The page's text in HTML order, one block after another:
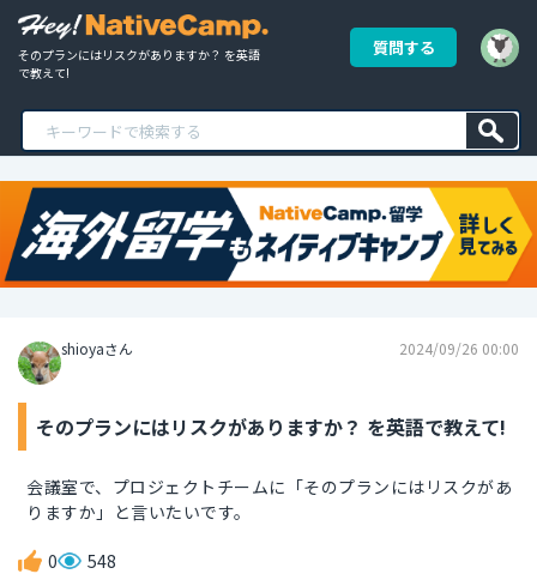
そのプランにはリスクがありますか？ を英語
で教えて!
質問する
shioyaさん 2024/09/26 00:00
そのプランにはリスクがありますか？ を英語で教えて!
会議室で、プロジェクトチームに「そのプランにはリスクがあ
りますか」と言いたいです。
0 548